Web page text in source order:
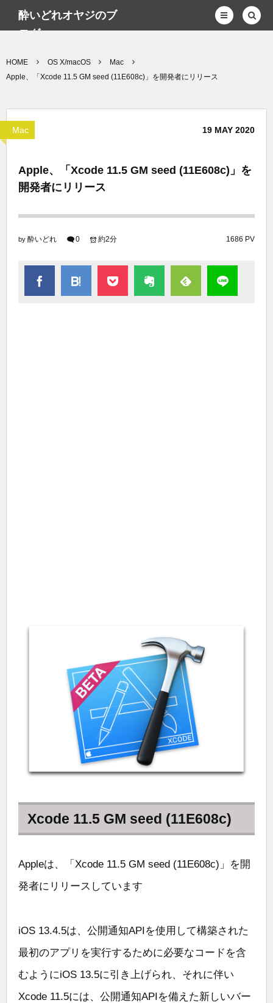
酔いどれオヤジのブ
ログwp
HOME OS X/macOS
Mac
Apple、「Xcode 11.5 GM seed (11E608c)」を開発者にリリース
Mac 19 MAY 2020
Apple、「Xcode 11.5 GM seed (11E608c)」を
開発者にリリース
by 酔いどれ 0 1686 PV
約2分
Xcode 11.5 GM seed (11E608c)
Appleは、「Xcode 11.5 GM seed (11E608c)」を開
発者にリリースしています
iOS 13.4.5は、公開通知APIを使用して構築された
最初のアプリを実行するために必要なコードを含
むようにiOS 13.5に引き上げられ、それに伴い
Xcode 11.5には、公開通知APIを備えた新しいバー